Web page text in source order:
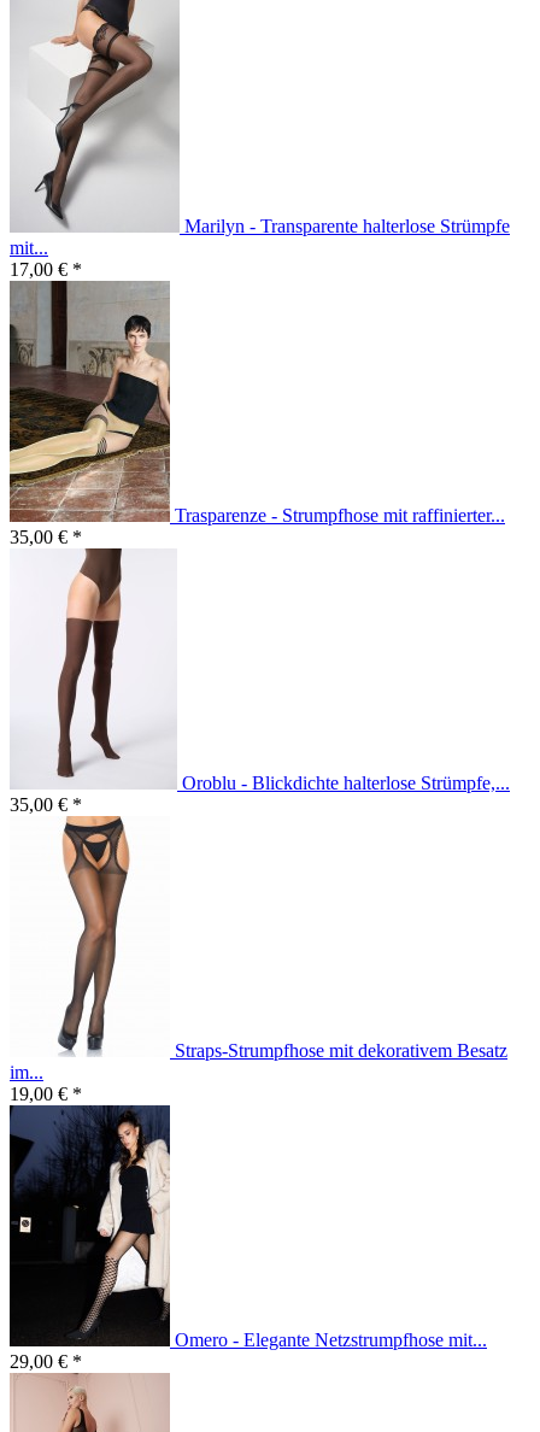
Marilyn - Transparente halterlose Strümpfe
mit...
17,00 € *
Trasparenze - Strumpfhose mit raffinierter...
35,00 € *
Oroblu - Blickdichte halterlose Strümpfe,...
35,00 € *
Straps-Strumpfhose mit dekorativem Besatz
im...
19,00 € *
Omero - Elegante Netzstrumpfhose mit...
29,00 € *